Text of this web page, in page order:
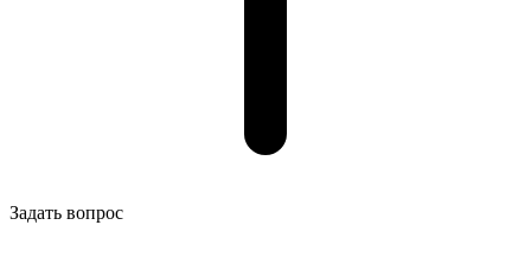
Задать вопрос